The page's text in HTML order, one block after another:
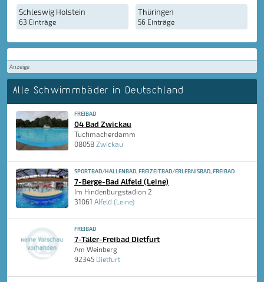
Schleswig Holstein
63 Einträge
Thüringen
56 Einträge
Anzeige
Alle Schwimmbäder in Deutschland
FREIBAD
04 Bad Zwickau
Tuchmacherdamm
08058 Zwickau
SPORTBAD/HALLENBAD, FREIZEITBAD/ERLEBNISBAD, FREIBAD
7-Berge-Bad Alfeld (Leine)
Im Hindenburgstadion 2
31061 Alfeld (Leine)
FREIBAD
7-Täler-Freibad Dietfurt
Am Weinberg
92345 Dietfurt